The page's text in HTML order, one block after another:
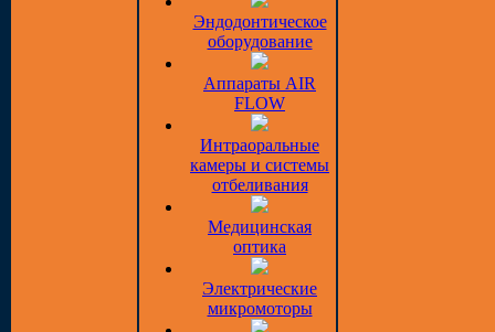
Эндодонтическое
оборудование
Аппараты AIR
FLOW
Интраоральные
камеры и системы
отбеливания
Медицинская
оптика
Электрические
микромоторы